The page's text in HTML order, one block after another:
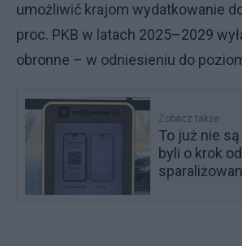
umożliwić krajom wydatkowanie
proc. PKB w latach 2025–2029
obronne – w odniesieniu do
Zobacz także
To już nie
byli o krok od